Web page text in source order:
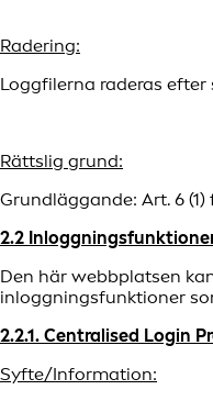
Radering:
Loggfilerna raderas efter
Rättslig grund:
Grundläggande: Art. 6
2.2
Den här webbplatsen
inloggningsfunktioner
2.2.1. Centralised Login
Syfte/Information: